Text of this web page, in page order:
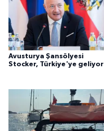
Avusturya Şansölyesi
Stocker, Türkiye'ye geliyor